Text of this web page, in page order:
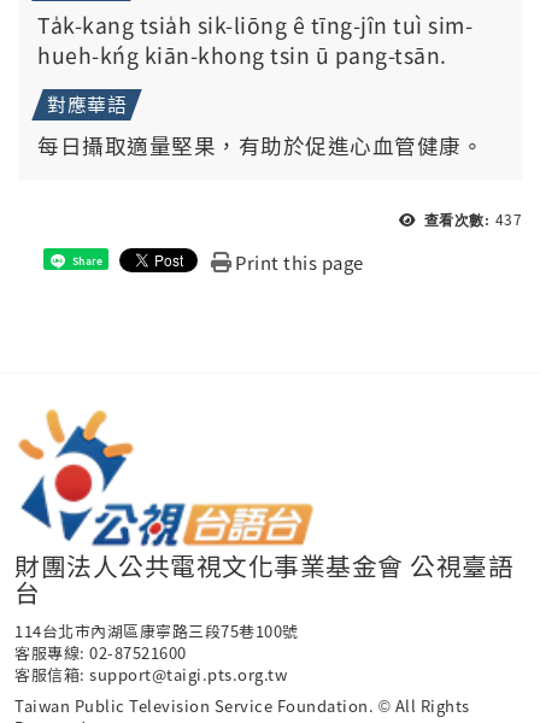
Ta̍k-kang tsia̍h sik-liōng ê tīng-jîn tuì sim-
hueh-kńg kiān-khong tsin ū pang-tsān.
對應華語
每日攝取適量堅果，有助於促進心血管健康。
查看次數: 437
Share Print this page
財團法人公共電視文化事業基金會 公視臺語
台
114台北市內湖區康寧路三段75巷100號
客服專線: 02-87521600
客服信箱: support@taigi.pts.org.tw
Taiwan Public Television Service Foundation. © All Rights